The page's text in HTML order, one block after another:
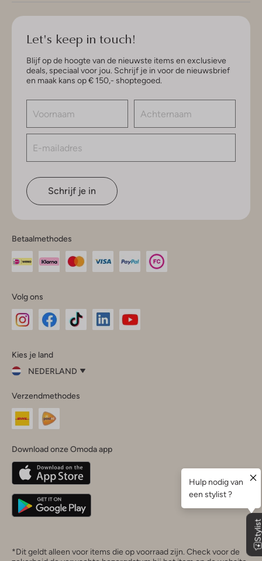
Let's keep in touch!
Blijf op de hoogte van de nieuwste items en exclusieve
deals, speciaal voor jou. Schrijf je in voor de nieuwsbrief
en maak kans op € 150,- shoptegoed.
Schrijf je in
Betaalmethodes
Volg ons
InstagramFacebook
Kies je land
NEDERLAND
je
land
Nederland
Belgique(Français)
Deutschland
Verzendmethodes
Download onze Omoda app
*Dit geldt alleen voor items die op voorraad zijn. Check voor de